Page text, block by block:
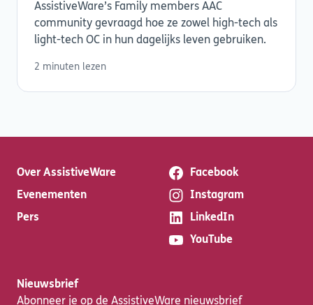
AssistiveWare’s Family members AAC
community gevraagd hoe ze zowel high-tech als
light-tech OC in hun dagelijks leven gebruiken.
2 minuten lezen
Over AssistiveWare
Evenementen
Pers
Facebook
Instagram
LinkedIn
YouTube
Nieuwsbrief
Abonneer je op de AssistiveWare nieuwsbrief